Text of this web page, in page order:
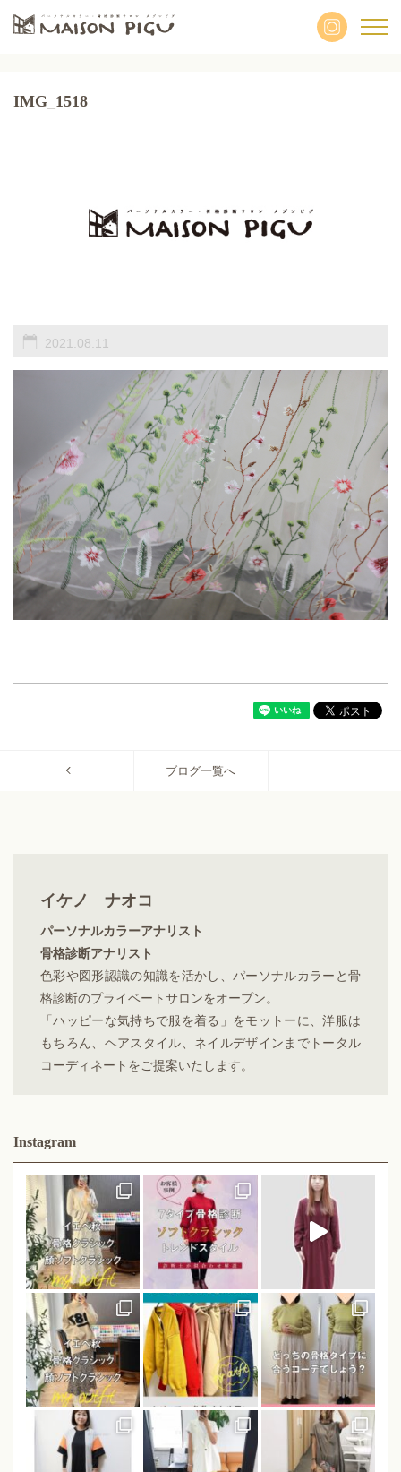
IMG_1518
2021.08.11
ブログ一覧へ
イケノ ナオコ
パーソナルカラーアナリスト
骨格診断アナリスト
色彩や図形認識の知識を活かし、パーソナルカラーと骨
格診断のプライベートサロンをオープン。
「ハッピーな気持ちで服を着る」をモットーに、洋服は
もちろん、ヘアスタイル、ネイルデザインまでトータル
コーディネートをご提案いたします。
Instagram